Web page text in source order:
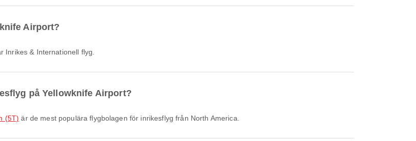
Airport?
Inrikes & Internationell flyg.
på Yellowknife Airport?
(5T) är de mest populära flygbolagen för inrikesflyg från North America.